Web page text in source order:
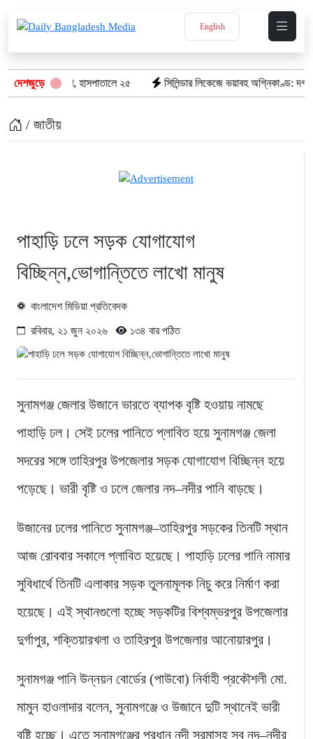
English
দেশজুড়ে
তাজা প্রাণ, হাসপাতালে ২৫ সিলিন্ডার লিকেজে ভয়াবহ অগ্নিকাণ্ড: দগ্ধ ৩
/ জাতীয়
পাহাড়ি ঢলে সড়ক যোগাযোগ
বিচ্ছিন্ন,ভোগান্তিতে লাখো মানুষ
বাংলাদেশ মিডিয়া প্রতিবেদক
রবিবার, ২১ জুন ২০২৬ ১৩৪ বার পঠিত
সুনামগঞ্জ জেলার উজানে ভারতে ব্যাপক বৃষ্টি হওয়ায় নামছে
পাহাড়ি ঢল। সেই ঢলের পানিতে প্লাবিত হয়ে সুনামগঞ্জ জেলা
সদরের সঙ্গে তাহিরপুর উপজেলার সড়ক যোগাযোগ বিচ্ছিন্ন হয়ে
পড়েছে। ভারী বৃষ্টি ও ঢলে জেলার নদ–নদীর পানি বাড়ছে।
উজানের ঢলের পানিতে সুনামগঞ্জ–তাহিরপুর সড়কের তিনটি স্থান
আজ রোববার সকালে প্লাবিত হয়েছে। পাহাড়ি ঢলের পানি নামার
সুবিধার্থে তিনটি এলাকার সড়ক তুলনামূলক নিচু করে নির্মাণ করা
হয়েছে। এই স্থানগুলো হচ্ছে সড়কটির বিশ্বম্ভরপুর উপজেলার
দুর্গাপুর, শক্তিয়ারখলা ও তাহিরপুর উপজেলার আনোয়ারপুর।
সুনামগঞ্জ পানি উন্নয়ন বোর্ডের (পাউবো) নির্বাহী প্রকৌশলী মো.
মামুন হাওলাদার বলেন, সুনামগঞ্জে ও উজানে দুটি স্থানেই ভারী
বৃষ্টি হচ্ছে। এতে সুনামগঞ্জের প্রধান নদী সুরমাসহ সব নদ–নদীর